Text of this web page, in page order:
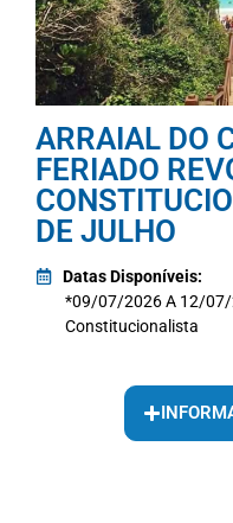
ARRAIAL DO
FERIADO
DE JULHO
Datas Disponíveis:
*09/07/2026 A 12/07/
Constitucionalista